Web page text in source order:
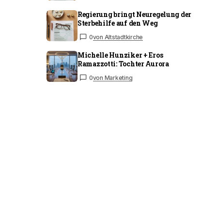
Regierung bringt Neuregelung der
Sterbehilfe auf den Weg
0von Altstadtkirche
Michelle Hunziker + Eros
Ramazzotti: Tochter Aurora
0von Marketing